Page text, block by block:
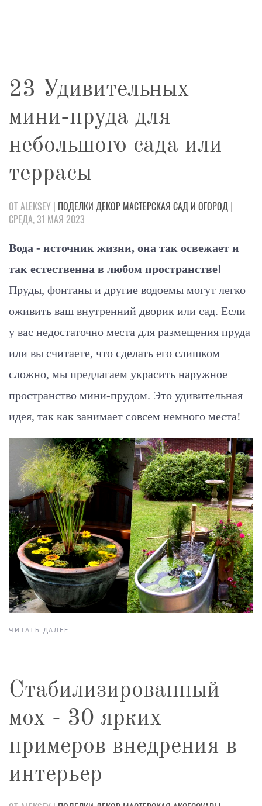
23 Удивительных
мини-пруда для
небольшого сада или
террасы
ОТ ALEKSEY | ПОДЕЛКИ ДЕКОР МАСТЕРСКАЯ САД И ОГОРОД |
СРЕДА, 31 МАЯ 2023
Вода - источник жизни, она так освежает и
так естественна в любом пространстве!
Пруды, фонтаны и другие водоемы могут легко
оживить ваш внутренний дворик или сад. Если
у вас недостаточно места для размещения пруда
или вы считаете, что сделать его слишком
сложно, мы предлагаем украсить наружное
пространство мини-прудом. Это удивительная
идея, так как занимает совсем немного места!
ЧИТАТЬ ДАЛЕЕ
Стабилизированный
мох - 30 ярких
примеров внедрения в
интерьер